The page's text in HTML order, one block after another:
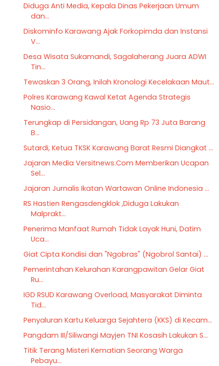
Diduga Anti Media, Kepala Dinas Pekerjaan Umum
dan...
Diskominfo Karawang Ajak Forkopimda dan Instansi
V...
Desa Wisata Sukamandi, Sagalaherang Juara ADWI
Tin...
Tewaskan 3 Orang, Inilah Kronologi Kecelakaan Maut...
Polres Karawang Kawal Ketat Agenda Strategis
Nasio...
Terungkap di Persidangan, Uang Rp 73 Juta Barang
B...
Sutardi, Ketua TKSK Karawang Barat Resmi Diangkat ...
Jajaran Media Versitnews.Com Memberikan Ucapan
Sel...
Jajaran Jurnalis Ikatan Wartawan Online Indonesia ...
RS Hastien Rengasdengklok ,Diduga Lakukan
Malprakt...
Penerima Manfaat Rumah Tidak Layak Huni, Datim
Uca...
Giat Cipta Kondisi dan "Ngobras" (Ngobrol Santai) ...
Pemerintahan Kelurahan Karangpawitan Gelar Giat
Ru...
IGD RSUD Karawang Overload, Masyarakat Diminta
Tid...
Penyaluran Kartu Keluarga Sejahtera (KKS) di Kecam...
Pangdam III/Siliwangi Mayjen TNI Kosasih Lakukan S...
Titik Terang Misteri Kematian Seorang Warga
Pebayu...